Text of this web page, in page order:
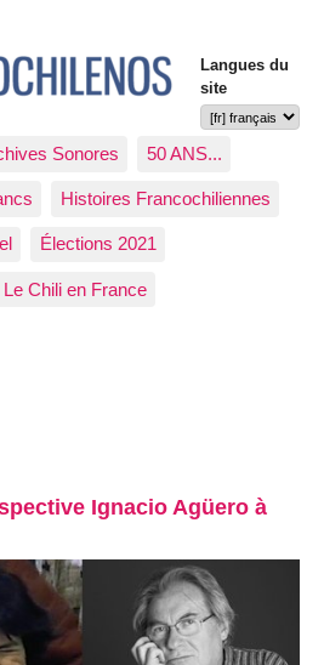
Langues du
site
Sonores 50 ANS...
Histoires Francochiliennes
Élections 2021
Le Chili en France
Ignacio Agüero à